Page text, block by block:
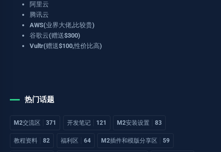
阿里云
腾讯云
AWS(业界大佬,比较贵)
谷歌云(赠送$300)
Vultr(赠送$100,性价比高)
热门话题
M2交流区 371 开发笔记 121 M2安装设置 83
教程资料 82 福利区 64 M2插件和模版分享区 59